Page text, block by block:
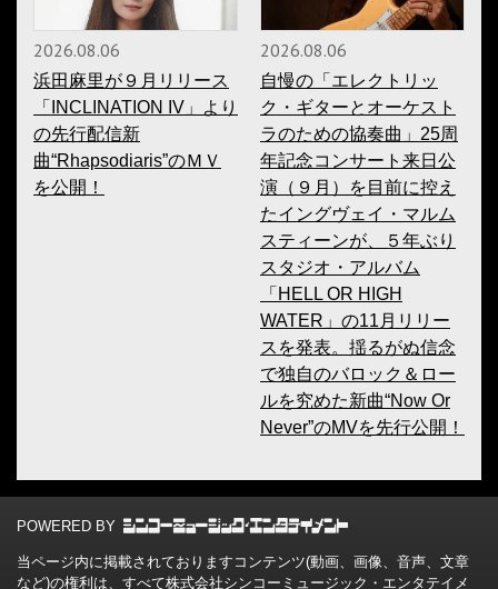
2026.08.06
浜田麻里が９月リリース
「INCLINATION IV」より
の先行配信新
曲“Rhapsodiaris”のＭＶ
を公開！
2026.08.06
自慢の「エレクトリッ
ク・ギターとオーケスト
ラのための協奏曲」25周
年記念コンサート来日公
演（９月）を目前に控え
たイングヴェイ・マルム
スティーンが、５年ぶり
スタジオ・アルバム
「HELL OR HIGH
WATER」の11月リリー
スを発表。揺るがぬ信念
で独自のバロック＆ロー
ルを究めた新曲“Now Or
Never”のMVを先行公開！
POWERED BY
当ページ内に掲載されておりますコンテンツ(動画、画像、音声、文章
など)の権利は、すべて株式会社シンコーミュージック・エンタテイメ